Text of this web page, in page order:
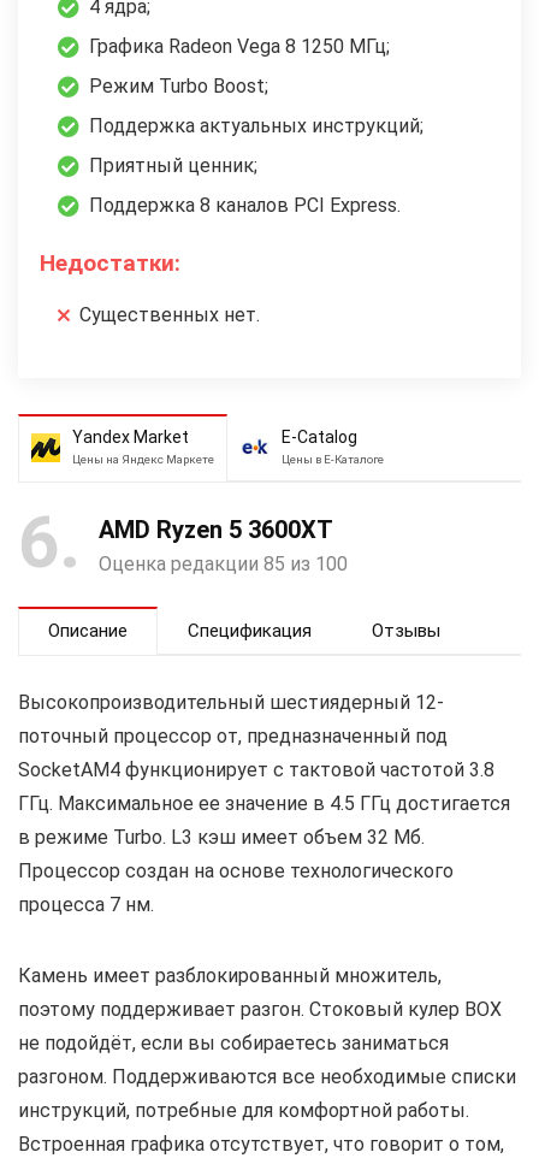
4 ядра;
Графика Radeon Vega 8 1250 МГц;
Режим Turbo Boost;
Поддержка актуальных инструкций;
Приятный ценник;
Поддержка 8 каналов PCI Express.
Недостатки:
Существенных нет.
Yandex Market
Цены на Яндекс Маркете
E-Catalog
Цены в Е-Каталоге
6 AMD Ryzen 5 3600XT
Оценка редакции 85 из 100
Описание Спецификация Отзывы
Высокопроизводительный шестиядерный 12-
поточный процессор от, предназначенный под
SocketAM4 функционирует с тактовой частотой 3.8
ГГц. Максимальное ее значение в 4.5 ГГц достигается
в режиме Turbo. L3 кэш имеет объем 32 Мб.
Процессор создан на основе технологического
процесса 7 нм.
Камень имеет разблокированный множитель,
поэтому поддерживает разгон. Стоковый кулер BOX
не подойдёт, если вы собираетесь заниматься
разгоном. Поддерживаются все необходимые списки
инструкций, потребные для комфортной работы.
Встроенная графика отсутствует, что говорит о том,